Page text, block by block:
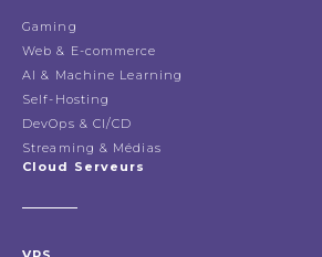
Gaming
Web & E-commerce
AI & Machine Learning
Self-Hosting
DevOps & CI/CD
Streaming & Médias
Cloud Serveurs